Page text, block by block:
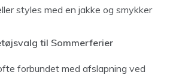
styles med en jakke og smykker
til Sommerferier
forbundet med afslapning ved